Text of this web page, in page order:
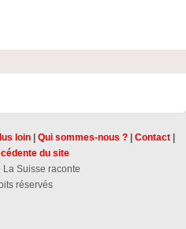
loin| Qui sommes-nous ?| Contact|
du site
Suisse raconte
réservés